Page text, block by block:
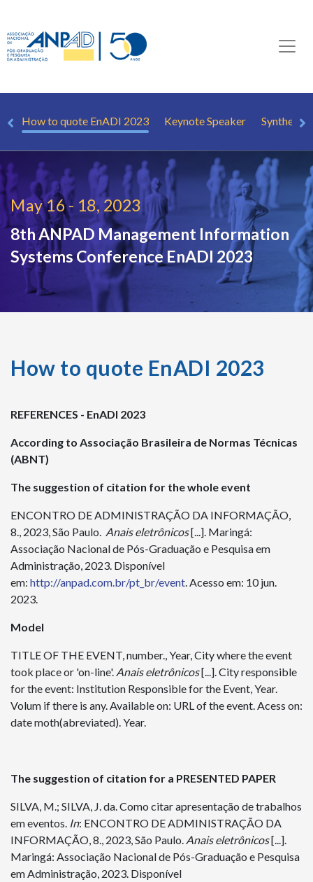
How to quote EnADI 2023 Keynote Speaker Synthetic
May 16 - 18, 2023
8th ANPAD Management Information
Systems Conference EnADI 2023
How to quote EnADI 2023
REFERENCES - EnADI 2023
According to Associação Brasileira de Normas Técnicas
(ABNT)
The suggestion of citation for the whole event
ENCONTRO DE ADMINISTRAÇÃO DA INFORMAÇÃO,
8., 2023, São Paulo. Anais eletrônicos[...]. Maringá:
Associação Nacional de Pós-Graduação e Pesquisa em
Administração, 2023. Disponível
em: http://anpad.com.br/pt_br/event. Acesso em: 10 jun.
2023.
Model
TITLE OF THE EVENT, number., Year, City where the event
took place or 'on-line'. Anais eletrônicos[...]. City responsible
for the event: Institution Responsible for the Event, Year.
Volum if there is any. Available on: URL of the event. Acess on:
date moth(abreviated). Year.
The suggestion of citation for a PRESENTED PAPER
SILVA, M.; SILVA, J. da. Como citar apresentação de trabalhos
em eventos. In: ENCONTRO DE ADMINISTRAÇÃO DA
INFORMAÇÃO, 8., 2023, São Paulo. Anais eletrônicos[...].
Maringá: Associação Nacional de Pós-Graduação e Pesquisa
em Administração, 2023. Disponível